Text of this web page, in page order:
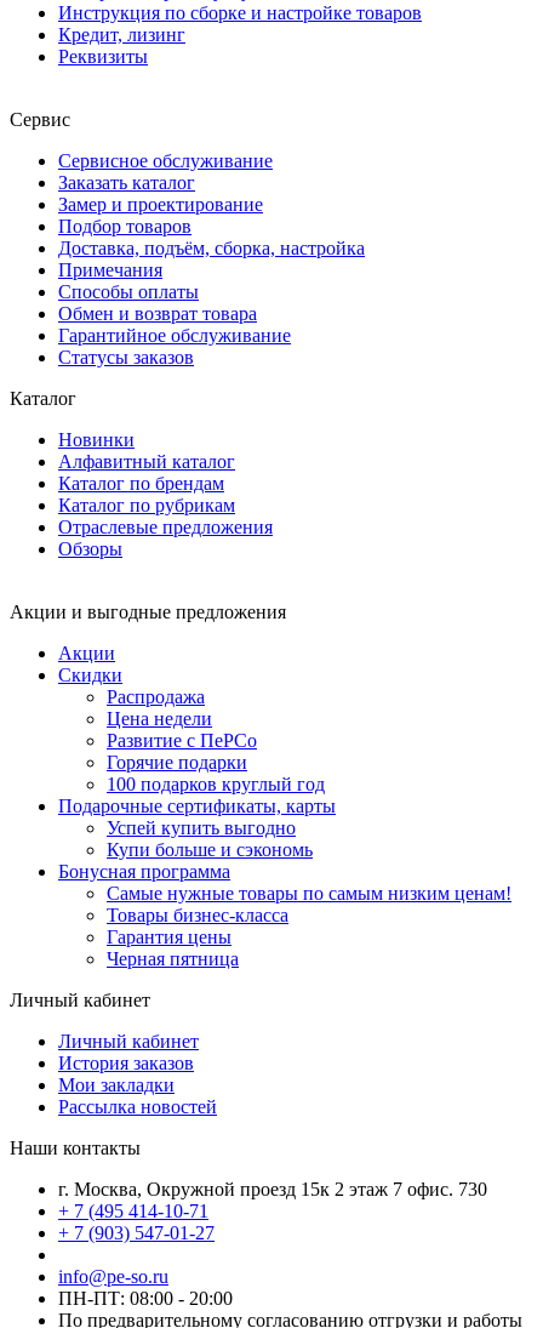
Инструкция по сборке и настройке товаров
Кредит, лизинг
Реквизиты
Сервис
Сервисное обслуживание
Заказать каталог
Замер и проектирование
Подбор товаров
Доставка, подъём, сборка, настройка
Примечания
Способы оплаты
Обмен и возврат товара
Гарантийное обслуживание
Статусы заказов
Каталог
Новинки
Алфавитный каталог
Каталог по брендам
Каталог по рубрикам
Отраслевые предложения
Обзоры
Акции и выгодные предложения
Акции
Скидки
Распродажа
Цена недели
Развитие с ПеРСо
Горячие подарки
100 подарков круглый год
Подарочные сертификаты, карты
Успей купить выгодно
Купи больше и сэкономь
Бонусная программа
Самые нужные товары по самым низким ценам!
Товары бизнес-класса
Гарантия цены
Черная пятница
Личный кабинет
Личный кабинет
История заказов
Мои закладки
Рассылка новостей
Наши контакты
г. Москва, Окружной проезд 15к 2 этаж 7 офис. 730
+ 7 (495 414-10-71
+ 7 (903) 547-01-27
info@pe-so.ru
ПН-ПТ: 08:00 - 20:00
По предварительному согласованию отгрузки и работы